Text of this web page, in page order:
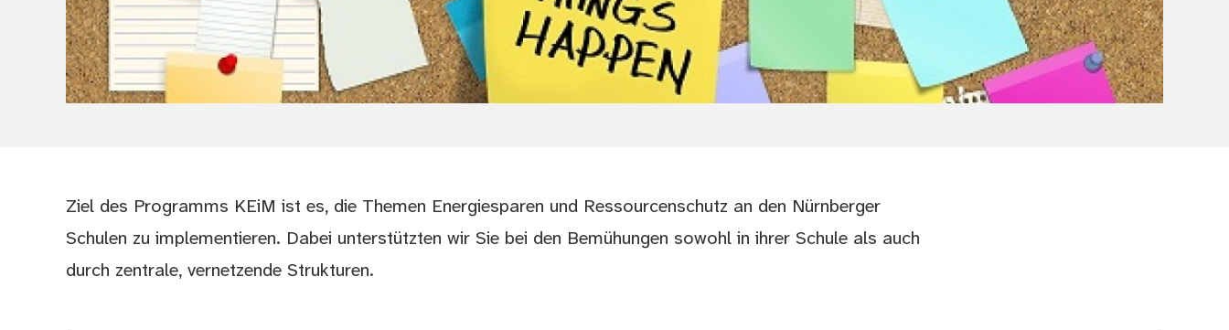
Ziel des Programms KEiM ist es, die Themen Energiesparen und Ressourcenschutz an den Nürnberger
Schulen zu implementieren. Dabei unterstützten wir Sie bei den Bemühungen sowohl in ihrer Schule als auch
durch zentrale, vernetzende Strukturen.